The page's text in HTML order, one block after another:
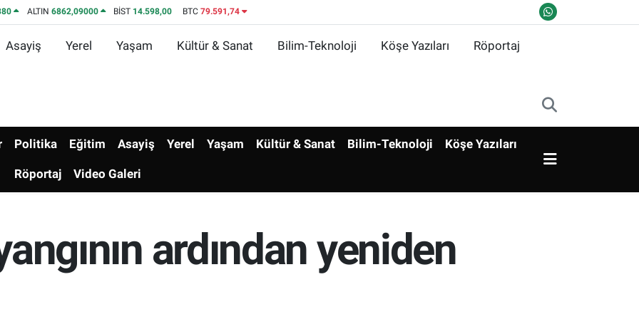
ALTIN 6862,09000 BİST 14.598,00 BTC 79.591,74
Asayiş Yerel Yaşam Kültür & Sanat Bilim-Teknoloji Köşe Yazıları Röportaj
Politika Eğitim Asayiş Yerel Yaşam Kültür & Sanat Bilim-Teknoloji Köşe Yazıları
Röportaj Video Galeri
ardından yeniden